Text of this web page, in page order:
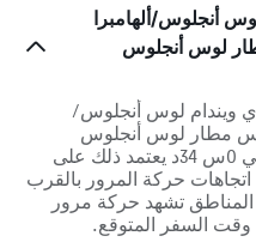
ويندام لوس أنجلوس/ألهامبرا
لوس أنجلوس
مسافة 45 كم بين سوبر 8 باي ويندام لوس أنجلوس/
مطار لوس أنجلوس
الدولي، تستغرق القيادة عادةً حوالي 0س 34د يعتمد ذلك على
حركة المرور بالقرب
تشهد حركة مرور
السفر المتوقع.